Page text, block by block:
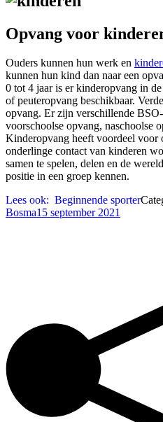
Opvang voor
Ouders kunnen hun werk en
kunnen hun kind dan naar een
0 tot 4 jaar is er kinderopvang in
of peuteropvang beschikbaar.
opvang. Er zijn verschillende
voorschoolse opvang, naschoolse
Kinderopvang heeft voordeel voor
onderlinge contact van kinderen
samen te spelen, delen en de
positie in een groep kennen.
Lees ook: Beginnende sporter
Bosma15 september 2021